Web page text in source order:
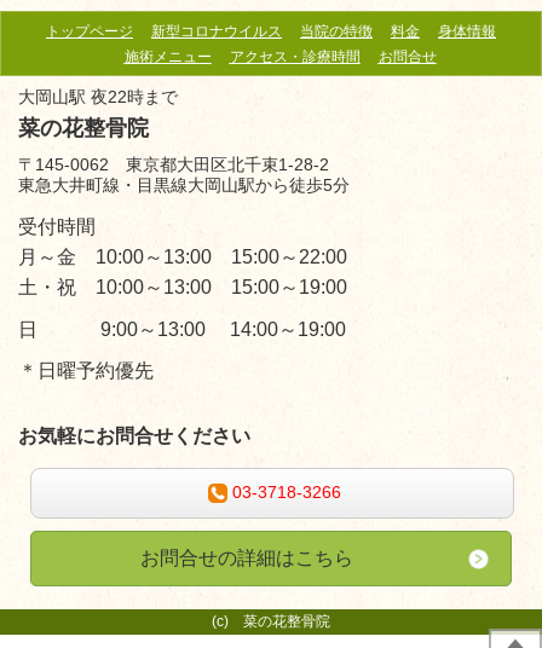
トップページ 新型コロナウイルス 当院の特徴 料金
身体情報
施術メニュー
アクセス・診療時間 お問合せ
大岡山駅 夜22時まで
菜の花整骨院
〒145-0062 東京都大田区北千束1-28-2
東急大井町線・目黒線大岡山駅から徒歩5分
受付時間
月～金 10:00～13:00 15:00～22:00
土・祝 10:00～13:00 15:00～19:00
日 9:00～13:00 14:00～19:00
＊日曜予約優先
お気軽にお問合せください
03-3718-3266
お問合せの詳細はこちら
(c) 菜の花整骨院